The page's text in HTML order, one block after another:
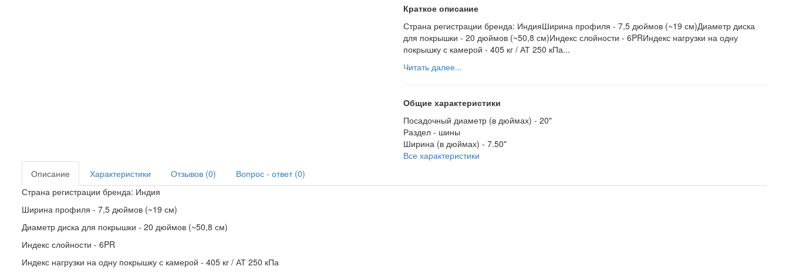
Краткое описание
Страна регистрации бренда: ИндияШирина профиля - 7,5 дюймов (~19 см)Диаметр диска
для покрышки - 20 дюймов (~50,8 см)Индекс слойности - 6PRИндекс нагрузки на одну
покрышку с камерой - 405 кг / АТ 250 кПа...
Читать далее...
Общие характеристики
Посадочный диаметр (в дюймах) - 20"
Раздел - шины
Ширина (в дюймах) - 7.50"
Все характеристики
Описание
Характеристики Отзывов (0)
Вопрос - ответ (0)
Страна регистрации бренда: Индия
Ширина профиля - 7,5 дюймов (~19 см)
Диаметр диска для покрышки - 20 дюймов (~50,8 см)
Индекс слойности - 6PR
Индекс нагрузки на одну покрышку с камерой - 405 кг / АТ 250 кПа